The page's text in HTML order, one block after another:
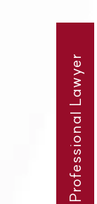
Professional Lawyer